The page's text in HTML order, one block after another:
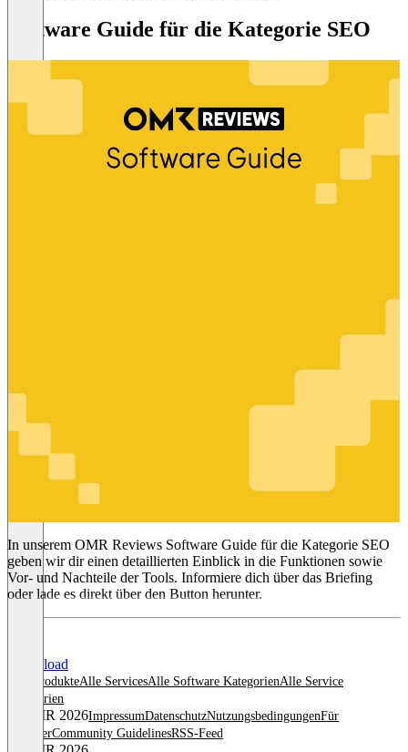
Software Guide für die Kategorie SEO
SEO
In unserem OMR Reviews Software Guide für die Kategorie SEO
geben wir dir einen detaillierten Einblick in die Funktionen sowie
Vor- und Nachteile der Tools. Informiere dich über das Briefing
oder lade es direkt über den Button herunter.
Download
Alle ProdukteAlle ServicesAlle Software KategorienAlle Service
Kategorien
© OMR 2026ImpressumDatenschutzNutzungsbedingungenFür
AnbieterCommunity GuidelinesRSS-Feed